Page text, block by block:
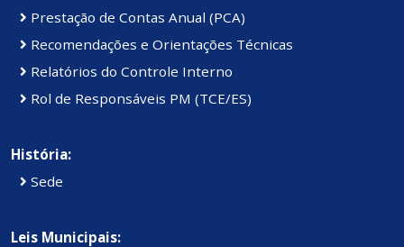
Prestação de Contas Anual (PCA)
Recomendações e Orientações Técnicas
Relatórios do Controle Interno
Rol de Responsáveis PM (TCE/ES)
História:
Sede
Leis Municipais: